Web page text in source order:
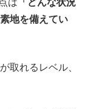
は 「どんな状況
地を備えてい
取れるレベル、